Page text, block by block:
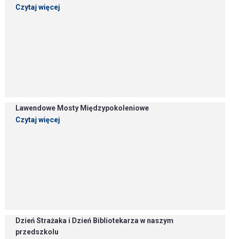
Czytaj więcej
Lawendowe Mosty Międzypokoleniowe
Czytaj więcej
Dzień Strażaka i Dzień Bibliotekarza w naszym
przedszkolu